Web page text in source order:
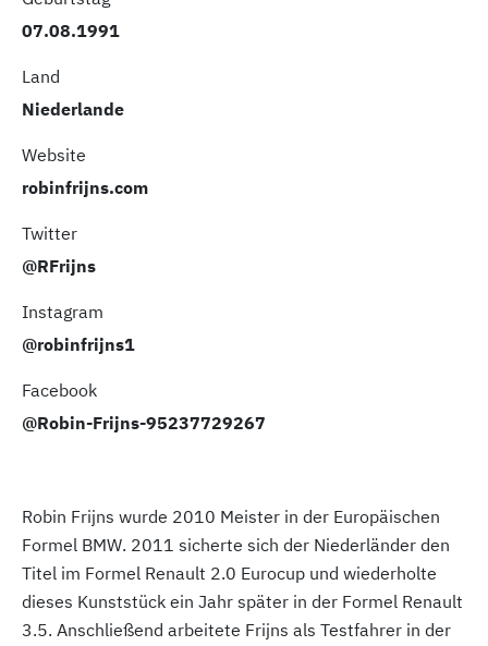
07.08.1991
Land
Niederlande
Website
robinfrijns.com
Twitter
@RFrijns
Instagram
@robinfrijns1
Facebook
@Robin-Frijns-95237729267
Robin Frijns wurde 2010 Meister in der Europäischen
Formel BMW. 2011 sicherte sich der Niederländer den
Titel im Formel Renault 2.0 Eurocup und wiederholte
dieses Kunststück ein Jahr später in der Formel Renault
3.5. Anschließend arbeitete Frijns als Testfahrer in der